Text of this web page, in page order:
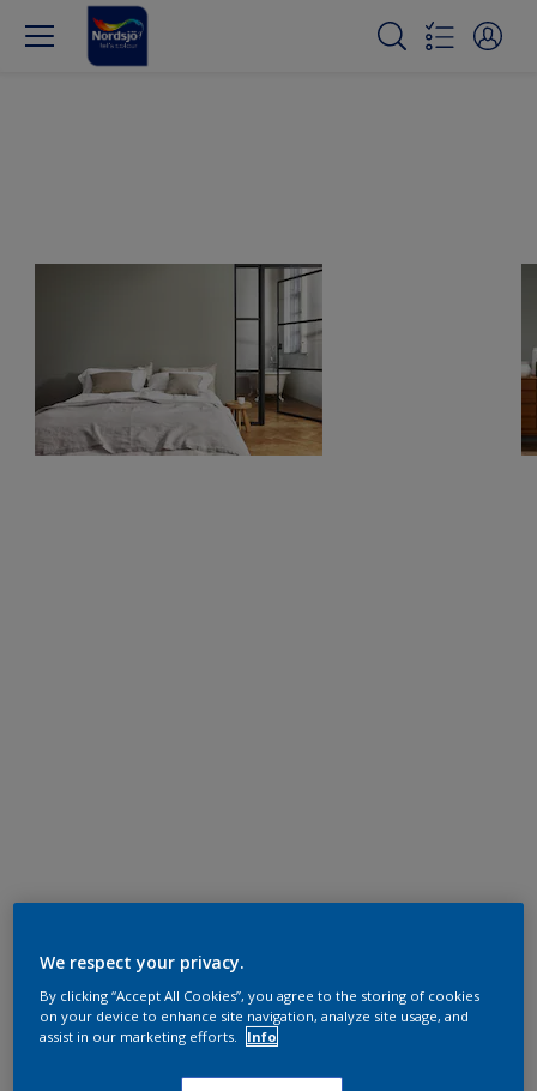
We respect your privacy.
By clicking “Accept All Cookies”, you agree to the storing of cookies
on your device to enhance site navigation, analyze site usage, and
assist in our marketing efforts.
Info